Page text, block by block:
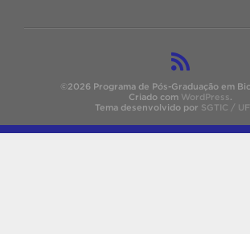
©2026 Programa de Pós-Graduação em
Criado com WordPress.
Tema desenvolvido por SGTIC /